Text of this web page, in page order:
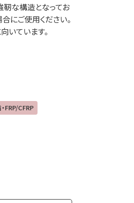
靭な構造となってお
にご使用ください。
いています。
FRP/CFRP